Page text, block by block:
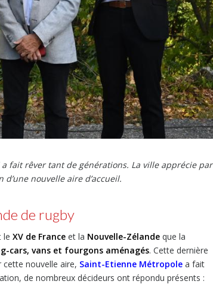
fait rêver tant de générations. La ville apprécie par
nouvelle aire d’accueil.
de rugby
le XV de France et la Nouvelle-Zélande que la
cars, vans et fourgons aménagés. Cette dernière
cette nouvelle aire, Saint-Etienne Métropole a fait
de nombreux décideurs ont répondu présents :